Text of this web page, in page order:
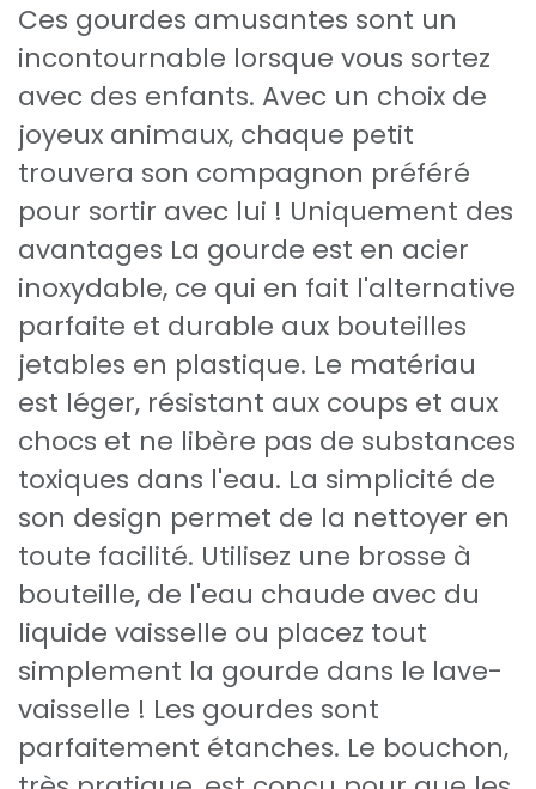
Ces gourdes amusantes sont un
incontournable lorsque vous sortez
avec des enfants. Avec un choix de
joyeux animaux, chaque petit
trouvera son compagnon préféré
pour sortir avec lui ! Uniquement des
avantages La gourde est en acier
inoxydable, ce qui en fait l'alternative
parfaite et durable aux bouteilles
jetables en plastique. Le matériau
est léger, résistant aux coups et aux
chocs et ne libère pas de substances
toxiques dans l'eau. La simplicité de
son design permet de la nettoyer en
toute facilité. Utilisez une brosse à
bouteille, de l'eau chaude avec du
liquide vaisselle ou placez tout
simplement la gourde dans le lave-
vaisselle ! Les gourdes sont
parfaitement étanches. Le bouchon,